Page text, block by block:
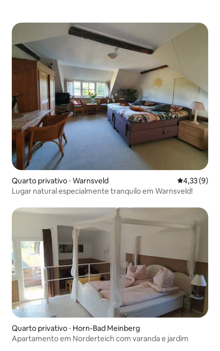
Quarto privativo ⋅ Warnsveld 4,33 de
4,33 (9)
Lugar natural especialmente tranquilo em Warnsveld!
Quarto privativo ⋅ Horn-Bad Meinberg
Apartamento em Norderteich com varanda e jardim